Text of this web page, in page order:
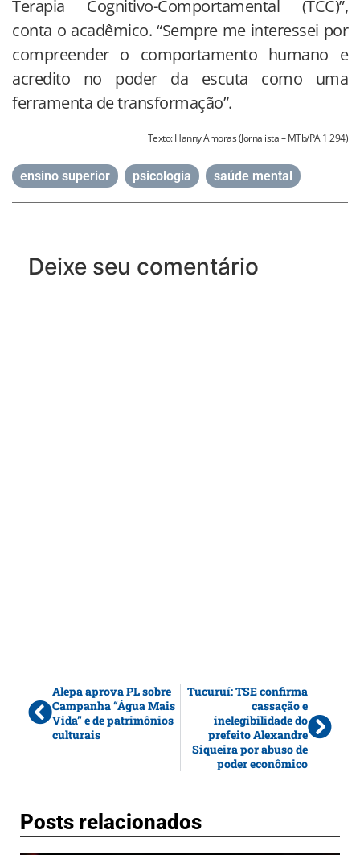
Terapia Cognitivo-Comportamental (TCC)”,
conta o acadêmico. “Sempre me interessei por
compreender o comportamento humano e
acredito no poder da escuta como uma
ferramenta de transformação”.
Texto: Hanny Amoras (Jornalista – MTb/PA 1.294)
ensino superior psicologia saúde mental
Deixe seu comentário
Alepa aprova PL sobre
Campanha “Água Mais
Vida” e de patrimônios
culturais
Tucuruí: TSE confirma
cassação e
inelegibilidade do
prefeito Alexandre
Siqueira por abuso de
poder econômico
Posts relacionados